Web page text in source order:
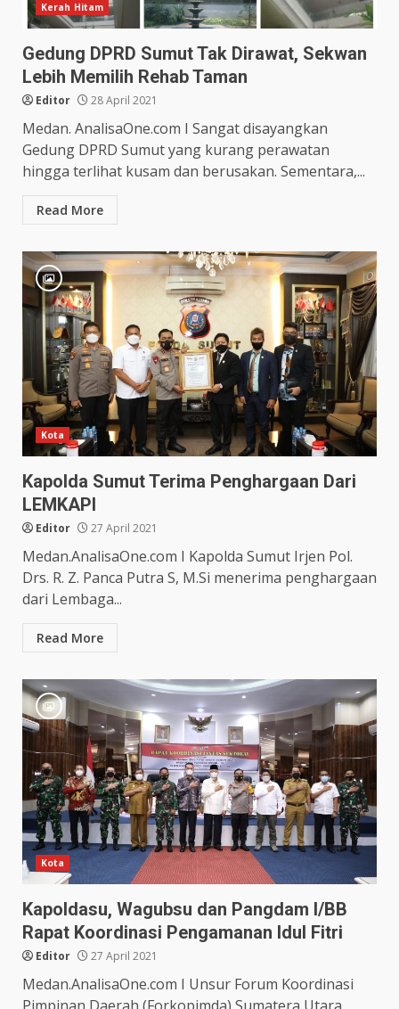
Kerah Hitam
Gedung DPRD Sumut Tak Dirawat, Sekwan
Lebih Memilih Rehab Taman
Editor 28 April 2021
Medan. AnalisaOne.com I Sangat disayangkan
Gedung DPRD Sumut yang kurang perawatan
hingga terlihat kusam dan berusakan. Sementara,...
Read More
Kota
Kapolda Sumut Terima Penghargaan Dari
LEMKAPI
Editor 27 April 2021
Medan.AnalisaOne.com I Kapolda Sumut Irjen Pol.
Drs. R. Z. Panca Putra S, M.Si menerima penghargaan
dari Lembaga...
Read More
Kota
Kapoldasu, Wagubsu dan Pangdam I/BB
Rapat Koordinasi Pengamanan Idul Fitri
Editor 27 April 2021
Medan.AnalisaOne.com I Unsur Forum Koordinasi